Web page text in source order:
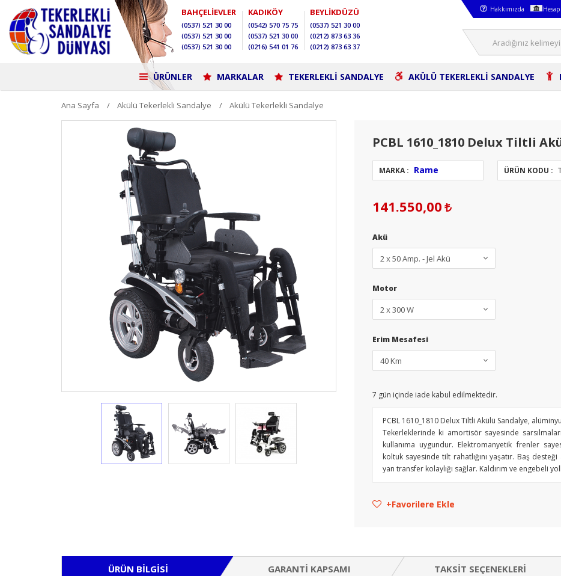
BAHÇELİEVLER
(0537) 521 30 00
(0537) 521 30 00
(0537) 521 30 00
KADIKÖY
(0542) 570 75 75
(0537) 521 30 00
(0216) 541 01 76
BEYLİKDÜZÜ
(0537) 521 30 00
(0212) 873 63 36
(0212) 873 63 37
Hakkımızda
ÜRÜNLER MARKALAR TEKERLEKLİ SANDALYE AKÜLÜ TEKERLEKLİ SANDALYE
Ana Sayfa Akülü Tekerlekli Sandalye Akülü Tekerlekli Sandalye
PCBL 1610_1810 Delux Tiltli
MARKA : Rame ÜRÜN KODU :
141.550,00
Akü
Motor
Erim Mesafesi
7 gün içinde iade kabul edilmektedir.
PCBL 1610_1810 Delux Tiltli Akülü Sandalye,
Tekerleklerinde ki amortisör sayesinde
kullanıma uygundur. Elektromanyetik frenler
koltuk sayesinde tilt rahatlığını yaşatır. Baş
yan transfer kolaylığı sağlar. Kaldırım ve engebeli
Favorilere Ekle
ÜRÜN BILGISI GARANTI KAPSAMI TAKSIT SEÇENEKLERI